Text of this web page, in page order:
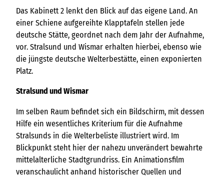
Das Kabinett 2 lenkt den Blick auf das eigene Land. An
einer Schiene aufgereihte Klapptafeln stellen jede
deutsche Stätte, geordnet nach dem Jahr der Aufnahme,
vor. Stralsund und Wismar erhalten hierbei, ebenso wie
die jüngste deutsche Welterbestätte, einen exponierten
Platz.
Stralsund und Wismar
Im selben Raum befindet sich ein Bildschirm, mit dessen
Hilfe ein wesentliches Kriterium für die Aufnahme
Stralsunds in die Welterbeliste illustriert wird. Im
Blickpunkt steht hier der nahezu unverändert bewahrte
mittelalterliche Stadtgrundriss. Ein Animationsfilm
veranschaulicht anhand historischer Quellen und